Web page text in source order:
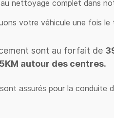
nettoyage complet dans
votre véhicule une fois le
sont au forfait de
autour des centres.
assurés pour la conduite